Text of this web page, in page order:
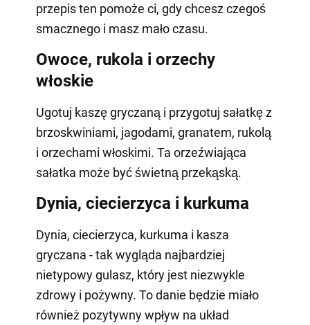
przepis ten pomoże ci, gdy chcesz czegoś
smacznego i masz mało czasu.
Owoce, rukola i orzechy
włoskie
Ugotuj kaszę gryczaną i przygotuj sałatkę z
brzoskwiniami, jagodami, granatem, rukolą
i orzechami włoskimi. Ta orzeźwiająca
sałatka może być świetną przekąską.
Dynia, ciecierzyca i kurkuma
Dynia, ciecierzyca, kurkuma i kasza
gryczana - tak wygląda najbardziej
nietypowy gulasz, który jest niezwykle
zdrowy i pożywny. To danie będzie miało
również pozytywny wpływ na układ